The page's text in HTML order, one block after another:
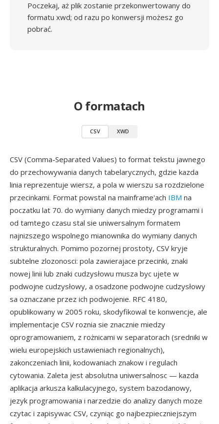
Poczekaj, aż plik zostanie przekonwertowany do
formatu xwd; od razu po konwersji możesz go
pobrać.
O formatach
CSV XWD
CSV (Comma-Separated Values) to format tekstu jawnego
do przechowywania danych tabelarycznych, gdzie kazda
linia reprezentuje wiersz, a pola w wierszu sa rozdzielone
przecinkami. Format powstal na mainframe'ach IBM na
poczatku lat 70. do wymiany danych miedzy programami i
od tamtego czasu stal sie uniwersalnym formatem
najnizszego wspolnego mianownika do wymiany danych
strukturalnych. Pomimo pozornej prostoty, CSV kryje
subtelne zlozonosci: pola zawierajace przecinki, znaki
nowej linii lub znaki cudzysłowu musza byc ujete w
podwojne cudzysłowy, a osadzone podwojne cudzysłowy
sa oznaczane przez ich podwojenie. RFC 4180,
opublikowany w 2005 roku, skodyfikowal te konwencje, ale
implementacje CSV roznia sie znacznie miedzy
oprogramowaniem, z rożnicami w separatorach (sredniki w
wielu europejskich ustawieniach regionalnych),
zakonczeniach linii, kodowaniach znakow i regulach
cytowania. Zaleta jest absolutna uniwersalnosc — kazda
aplikacja arkusza kalkulacyjnego, system bazodanowy,
jezyk programowania i narzedzie do analizy danych moze
czytac i zapisywac CSV, czyniąc go najbezpieczniejszym